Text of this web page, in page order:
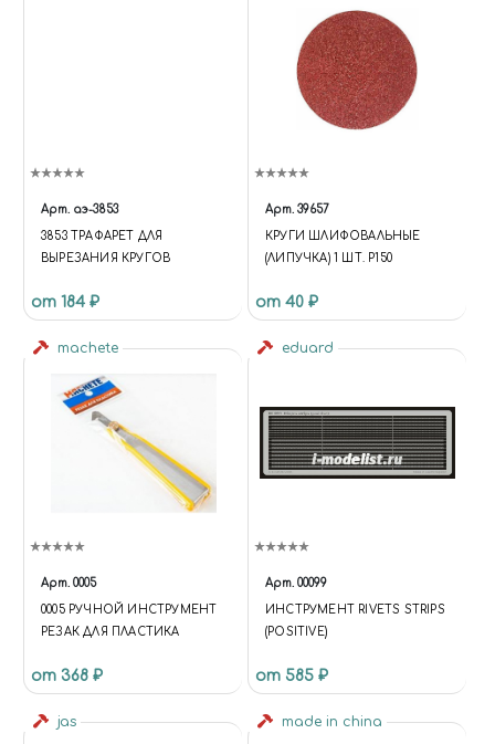
Арт. аэ-3853
3853 ТРАФАРЕТ ДЛЯ
ВЫРЕЗАНИЯ КРУГОВ
от 184 ₽
Арт. 39657
КРУГИ ШЛИФОВАЛЬНЫЕ
(ЛИПУЧКА) 1 ШТ. Р150
от 40 ₽
machete
Арт. 0005
0005 РУЧНОЙ ИНСТРУМЕНТ
РЕЗАК ДЛЯ ПЛАСТИКА
от 368 ₽
eduard
Арт. 00099
ИНСТРУМЕНТ RIVETS STRIPS
(POSITIVE)
от 585 ₽
jas made in china